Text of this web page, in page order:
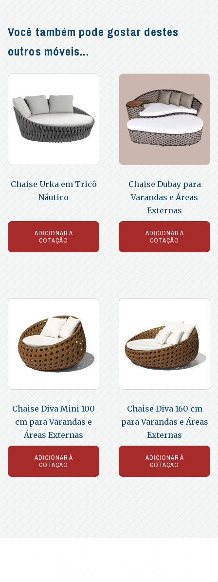
Você também pode gostar destes
outros móveis...
Chaise Urka em Tricô
Náutico
ADICIONAR À
COTAÇÃO
Chaise Dubay para
Varandas e Áreas
Externas
ADICIONAR À
COTAÇÃO
Chaise Diva Mini 100
cm para Varandas e
Áreas Externas
ADICIONAR À
COTAÇÃO
Chaise Diva 160 cm
para Varandas e Áreas
Externas
ADICIONAR À
COTAÇÃO